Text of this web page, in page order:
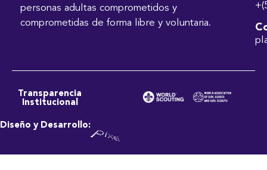
personas adultas comprometidos y
comprometidas de forma libre y voluntaria.
Transparencia
Institucional
Diseño y Desarrollo: